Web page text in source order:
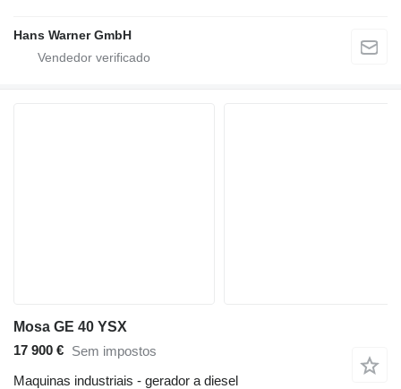
Hans Warner GmbH
Mosa GE 40 YSX
17 900 € Sem impostos
Maquinas industriais - gerador a diesel